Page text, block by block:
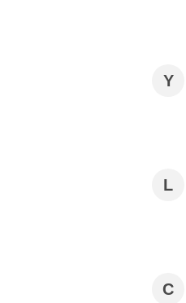
Y
L
C